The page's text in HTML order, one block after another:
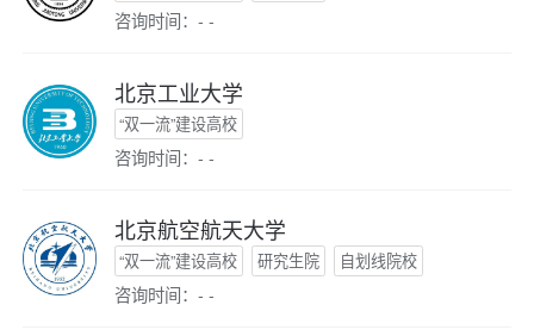
咨询时间：- -
北京工业大学
“双一流”建设高校
咨询时间：- -
北京航空航天大学
“双一流”建设高校 研究生院 自划线院校
咨询时间：- -